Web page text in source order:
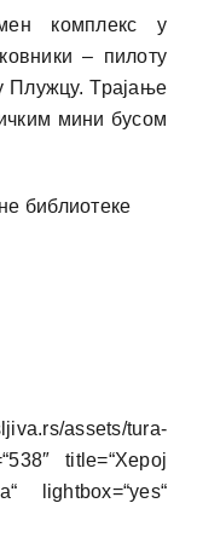
комплекс у
– пилоту
Плужцу. Трајање
мини бусом
библиотеке
assets/tura-
title=“Херој
lightbox=“yes“